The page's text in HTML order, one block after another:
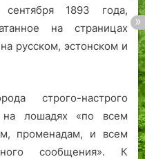
1893 года,
на страницах
русском, эстонском и
строго-настрого
на лошадях «по всем
променадам, и всем
сообщения». К